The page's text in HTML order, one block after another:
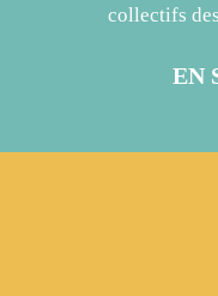
collectifs
EN